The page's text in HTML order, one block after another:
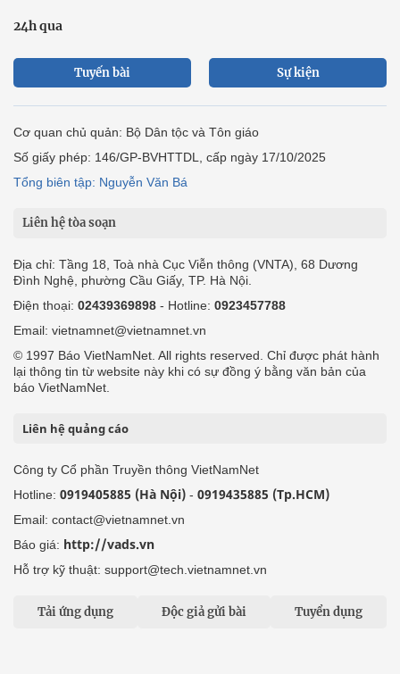
24h qua
Tuyến bài Sự kiện
Cơ quan chủ quản: Bộ Dân tộc và Tôn giáo
Số giấy phép: 146/GP-BVHTTDL, cấp ngày 17/10/2025
Tổng biên tập: Nguyễn Văn Bá
Liên hệ tòa soạn
Địa chỉ: Tầng 18, Toà nhà Cục Viễn thông (VNTA), 68 Dương
Đình Nghệ, phường Cầu Giấy, TP. Hà Nội.
Điện thoại: 02439369898 - Hotline: 0923457788
Email: vietnamnet@vietnamnet.vn
© 1997 Báo VietNamNet. All rights reserved. Chỉ được phát hành
lại thông tin từ website này khi có sự đồng ý bằng văn bản của
báo VietNamNet.
Liên hệ quảng cáo
Công ty Cổ phần Truyền thông VietNamNet
Hotline: 0919405885 (Hà Nội) - 0919435885 (Tp.HCM)
Email: contact@vietnamnet.vn
Báo giá: http://vads.vn
Hỗ trợ kỹ thuật: support@tech.vietnamnet.vn
Tải ứng dụng Độc giả gửi bài Tuyển dụng